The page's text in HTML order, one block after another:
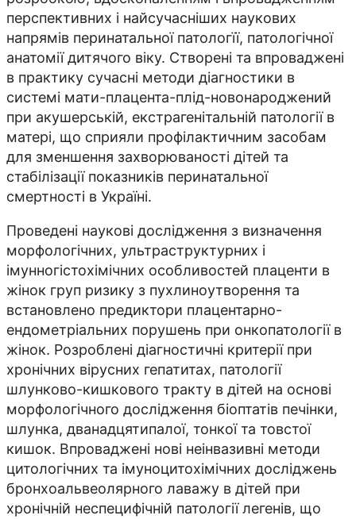
перспективних і найсучасніших наукових
напрямів перинатальної патологїї, патологічної
анатомії дитячого віку. Створені та впроваджені
в практику сучасні методи діагностики в
системі мати-плацента-плід-новонароджений
при акушерській, екстрагенітальній патології в
матері, що сприяли профілактичним засобам
для зменшення захворюваності дітей та
стабілізації показників перинатальної
смертності в Україні.
Проведені наукові дослідження з визначення
морфологічних, ультраструктурних і
імунногістохімічних особливостей плаценти в
жінок груп ризику з пухлиноутворення та
встановлено предиктори плацентарно-
ендометріальних порушень при онкопатології в
жінок. Розроблені діагностичні критерії при
хронічних вірусних гепатитах, патології
шлунково-кишкового тракту в дітей на основі
морфологічного дослідження біоптатів печінки,
шлунка, дванадцятипалої, тонкої та товстої
кишок. Впроваджені нові неінвазивні методи
цитологічних та імуноцитохімічних досліджень
бронхоальвеолярного лаважу в дітей при
хронічній неспецифічній патології легенів, що